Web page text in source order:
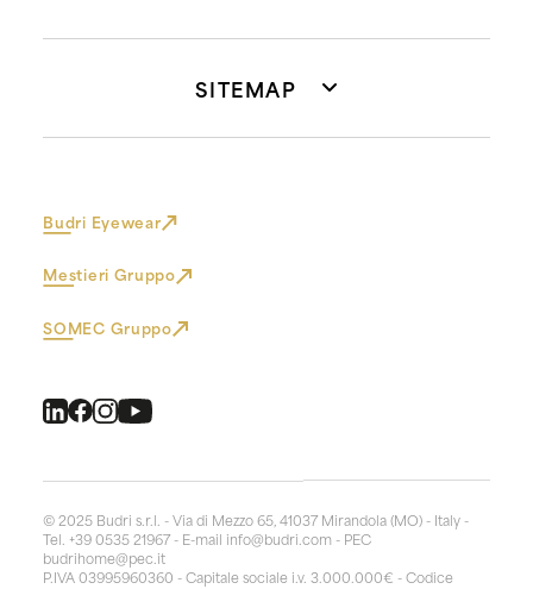
SITEMAP
Budri Eyewear
Mestieri Gruppo
SOMEC Gruppo
© 2025 Budri s.r.l. - Via di Mezzo 65, 41037 Mirandola (MO) - Italy -
Tel. +39 0535 21967 - E-mail info@budri.com - PEC
budrihome@pec.it
P.IVA 03995960360 - Capitale sociale i.v. 3.000.000€ - Codice